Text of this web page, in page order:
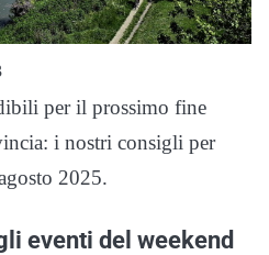
per il prossimo fine
i nostri consigli per
2025.
eventi del weekend